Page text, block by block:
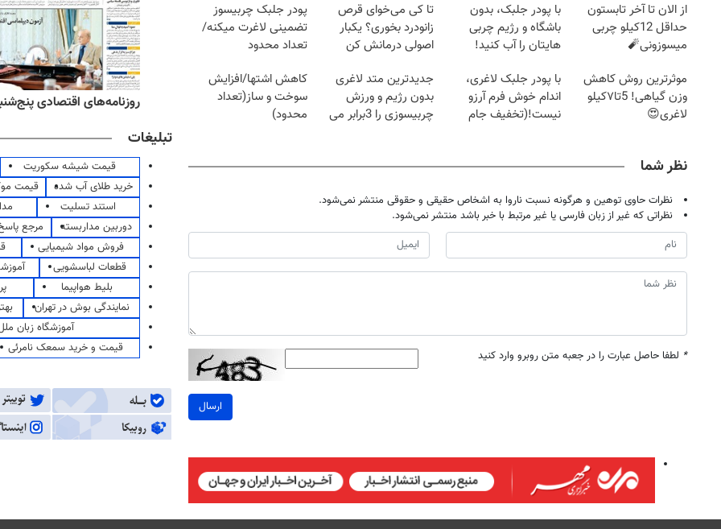
از الان تا آخر تابستون
حداقل 12کیلو چربی
میسوزونی🧨
با پودر جلبک، بدون
باشگاه و رژیم چربی
هایتان را آب کنید!
تا کی می‌خوای قرص
زانودرد بخوری؟ یکبار
اصولی درمانش کن
پودر جلبک چربیسوز
تضمینی لاغرت میکنه/
تعداد محدود
موثرترین روش کاهش
وزن گیاهی! 5تا۷کیلو
لاغری😍
با پودر جلبک لاغری،
اندام خوش فرم آرزو
نیست!(تخفیف جام
جدیدترین متد لاغری
بدون رژیم و ورزش
چربیسوزی را 3برابر می
کاهش اشتها/افزایش
سوخت و ساز(تعداد
محدود)
نظر شما
نظرات حاوی توهین و هرگونه نسبت ناروا به اشخاص حقیقی و حقوقی منتشر نمی‌شود.
نظراتی که غیر از زبان فارسی یا غیر مرتبط با خبر باشد منتشر نمی‌شود.
* لطفا حاصل عبارت را در جعبه متن روبرو وارد کنید
ارسال
روزنامه‌های صبح پنج‌شنبه ۱۵ مرداد ۱۴۰۵ روزنامه‌های ورزشی پنج‌شنبه ۱۵ مرداد ۱۴۰۵ روزنامه‌های اقتصادی پنج‌شنبه ۱۵ مرداد
تبلیغات
قیمت شیشه سکوریت
خرید طلای آب شده
قیمت
استند تسلیت
دوربین مداربسته
مرجع
فروش مواد شیمیایی
قطعات لباسشویی
بلیط هواپیما
نمایندگی بوش در تهران
آموزشگاه زبان
قیمت و خرید سمعک نامرئی